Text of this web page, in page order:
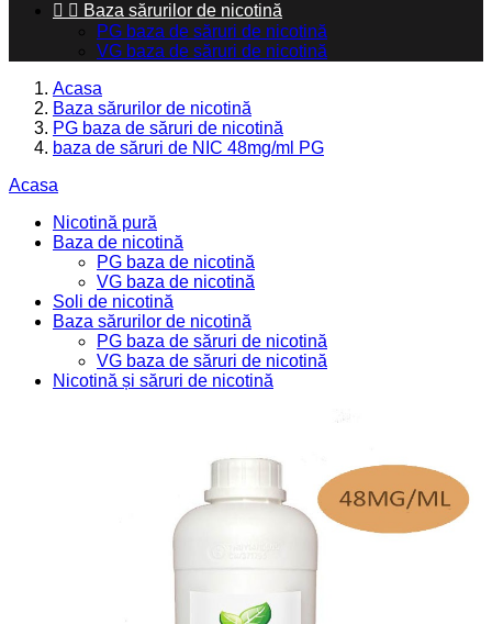
  Baza sărurilor de nicotină
PG baza de săruri de nicotină
VG baza de săruri de nicotină
Acasa
Baza sărurilor de nicotină
PG baza de săruri de nicotină
baza de săruri de NIC 48mg/ml PG
Acasa
Nicotină pură
Baza de nicotină
PG baza de nicotină
VG baza de nicotină
Soli de nicotină
Baza sărurilor de nicotină
PG baza de săruri de nicotină
VG baza de săruri de nicotină
Nicotină și săruri de nicotină